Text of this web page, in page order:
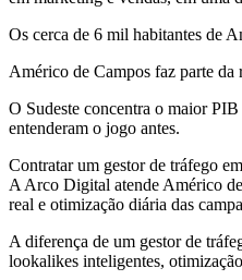
Os cerca de 6 mil habitantes de
Américo de Campos faz parte da
O Sudeste concentra o maior
entenderam o jogo antes.
Contratar um gestor de tráfego
A Arco Digital atende Américo
real e otimização diária das
A diferença de um gestor de
lookalikes inteligentes,